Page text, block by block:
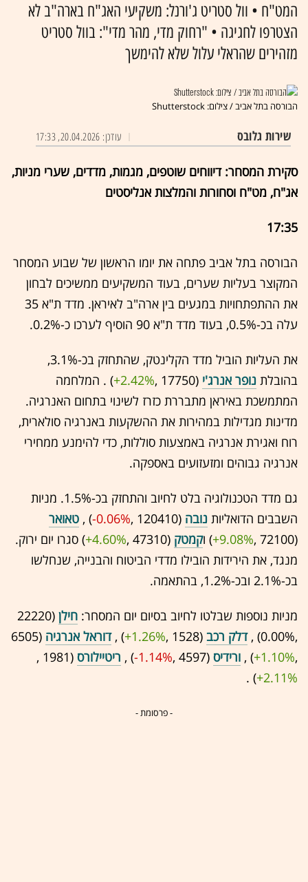
המט"ח • וול סטריט ג'ורנל: משקיעי האג"ח בארה"ב לא
הצטרפו לחגיגה • "רחוק מדי, מהר מדי": בוול סטריט
מזהירים שהראלי עלול שלא להימשך
הבורסה בתל אביב / צילום: Shutterstock
שירות גלובס עודכן: 20.04.2026, 17:33
סקירת המסחר: דיווחים שוטפים, מגמות, מדדים, שערי מניות,
אג"ח, מט"ח וסחורות והמלצות אנליסטים
17:35
הבורסה בתל אביב פתחה את יומו הראשון של שבוע המסחר
המקוצר בעליות שערים, בעוד המשקיעים ממשיכים לבחון
את ההתפתחויות במגעים בין ארה"ב לאיראן. מדד ת"א 35
עלה בכ-0.5%, בעוד מדד ת"א 90 הוסיף לערכו כ-0.2%.
את העליות הוביל מדד הקלינטק, שהתחזק בכ-3.1%,
בהובלת נופר אנרג'י (17750 ,‎
+2.42%‏) . המלחמה
המתמשכת באיראן מתבררת כזרז לשינוי בתחום האנרגיה.
מדינות מגדילות במהירות את ההשקעות באנרגיה סולארית,
רוח ואגירת אנרגיה באמצעות סוללות, כדי להימנע ממחירי
אנרגיה גבוהים ומזעזועים באספקה.
גם מדד הטכנולוגיה בלט לחיוב והתחזק בכ-1.5%. מניות
השבבים הדואליות נובה (120410 ,‎
-0.06%
‏) , טאואר
(72100 ,‎
+9.08%‏) וקמטק (47310 ,‎
+4.60%‏) סגרו יום ירוק.
מנגד, את הירידות הובילו מדדי הביטוח והבנייה, שנחלשו
בכ-2.1% ובכ-1.2%, בהתאמה.
מניות נוספות שבלטו לחיוב בסיום יום המסחר: חילן (22220
,‎
0.00%
‏) ,דלק רכב (1528 ,‎
+1.26%
‏) ,דוראל אנרגיה (6505
,‎
+1.10%
‏) , ורידיס (4597 ,‎
-1.14%
‏) , ריטיילורס (1981 ,‎
+2.11%
‏) .
- פרסומת -